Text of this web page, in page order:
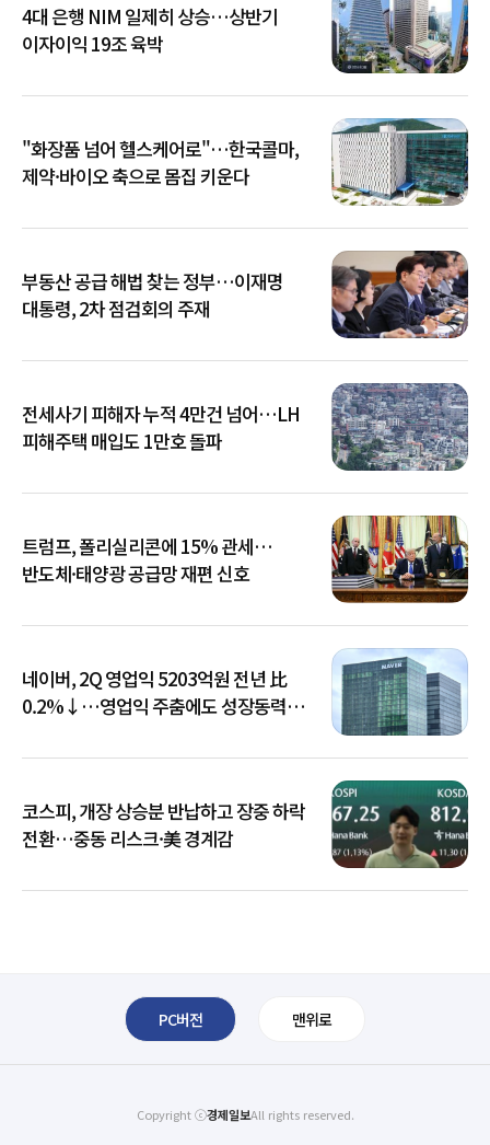
4대 은행 NIM 일제히 상승…상반기
이자이익 19조 육박
"화장품 넘어 헬스케어로"…한국콜마,
제약·바이오 축으로 몸집 키운다
부동산 공급 해법 찾는 정부…이재명
대통령, 2차 점검회의 주재
전세사기 피해자 누적 4만건 넘어…LH
피해주택 매입도 1만호 돌파
트럼프, 폴리실리콘에 15% 관세…
반도체·태양광 공급망 재편 신호
네이버, 2Q 영업익 5203억원 전년 比
0.2%↓…영업익 주춤에도 성장동력
코스피, 개장 상승분 반납하고 장중 하락
전환…중동 리스크·美 경계감
PC버전 맨위로
Copyright ⓒ경제일보All rights reserved.